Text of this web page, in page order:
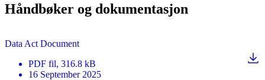
Håndbøker og dokumentasjon
Data Act Document
PDF fil, 316.8 kB
16 September 2025